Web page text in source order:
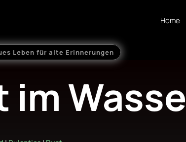
Home
Leben für alte Erinnerungen
im